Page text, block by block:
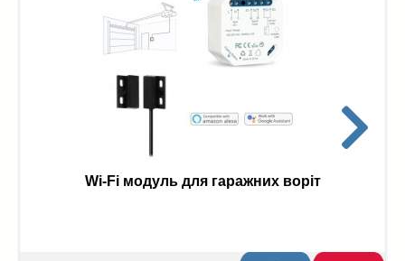
Wi-Fi модуль для гаражних воріт